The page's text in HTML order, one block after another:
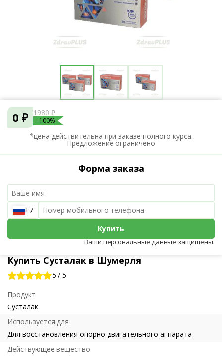
Купить Сусталак в Шумерля
5 / 5
Продукт
Сусталак
Используется для
Для восстановления опорно-двигательного аппарата
Действующее вещество
0 ₽ 1980 ₽
-100%
*цена действительна при заказе полного курса.
Предложение ограничено
Форма заказа
+7
Купить
Ваши персональные данные защищены.